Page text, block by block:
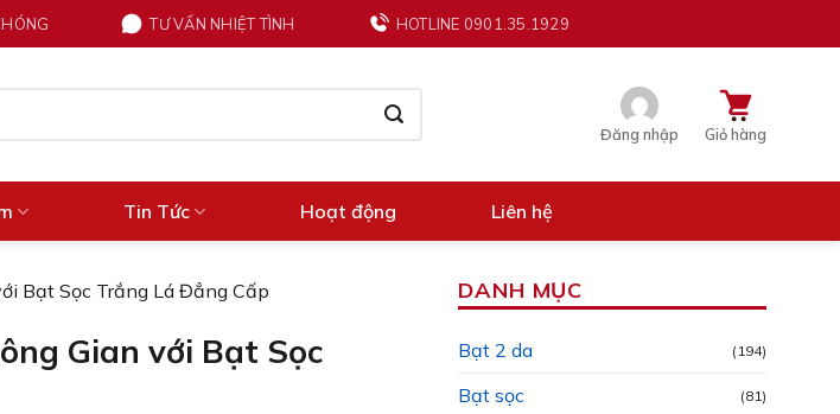
TƯ VẤN NHIỆT TÌNH HOTLINE 0901.35.1929
Đăng nhập Giỏ hàng
Tin Tức Hoạt động Liên hệ
Bạt Sọc Trắng Lá Đẳng Cấp
Gian với Bạt Sọc
DANH MỤC
Bạt 2 da (194)
Bạt sọc (81)